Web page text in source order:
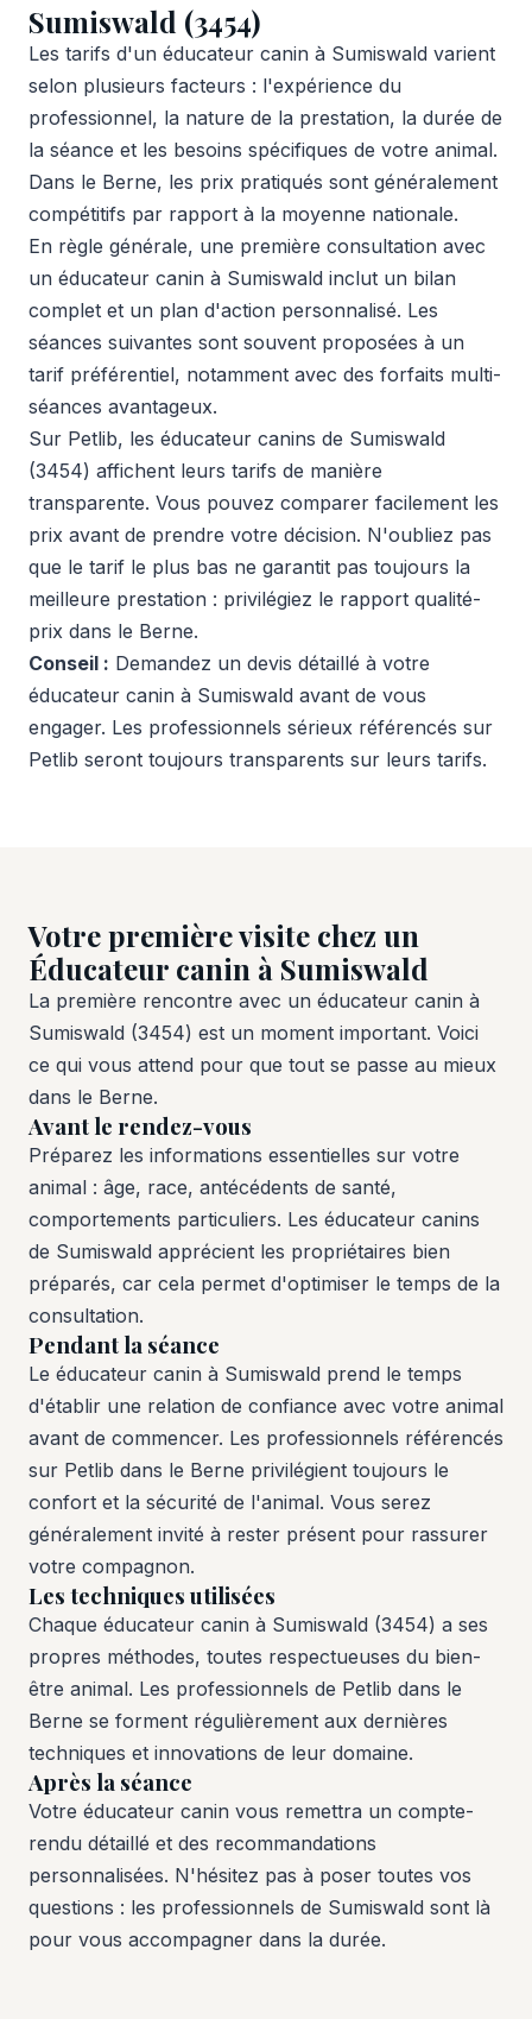
Sumiswald (3454)
Les tarifs d'un éducateur canin à Sumiswald varient
selon plusieurs facteurs : l'expérience du
professionnel, la nature de la prestation, la durée de
la séance et les besoins spécifiques de votre animal.
Dans le Berne, les prix pratiqués sont généralement
compétitifs par rapport à la moyenne nationale.
En règle générale, une première consultation avec
un éducateur canin à Sumiswald inclut un bilan
complet et un plan d'action personnalisé. Les
séances suivantes sont souvent proposées à un
tarif préférentiel, notamment avec des forfaits multi-
séances avantageux.
Sur Petlib, les éducateur canins de Sumiswald
(3454) affichent leurs tarifs de manière
transparente. Vous pouvez comparer facilement les
prix avant de prendre votre décision. N'oubliez pas
que le tarif le plus bas ne garantit pas toujours la
meilleure prestation : privilégiez le rapport qualité-
prix dans le Berne.
Conseil : Demandez un devis détaillé à votre
éducateur canin à Sumiswald avant de vous
engager. Les professionnels sérieux référencés sur
Petlib seront toujours transparents sur leurs tarifs.
Votre première visite chez un
Éducateur canin à Sumiswald
La première rencontre avec un éducateur canin à
Sumiswald (3454) est un moment important. Voici
ce qui vous attend pour que tout se passe au mieux
dans le Berne.
Avant le rendez-vous
Préparez les informations essentielles sur votre
animal : âge, race, antécédents de santé,
comportements particuliers. Les éducateur canins
de Sumiswald apprécient les propriétaires bien
préparés, car cela permet d'optimiser le temps de la
consultation.
Pendant la séance
Le éducateur canin à Sumiswald prend le temps
d'établir une relation de confiance avec votre animal
avant de commencer. Les professionnels référencés
sur Petlib dans le Berne privilégient toujours le
confort et la sécurité de l'animal. Vous serez
généralement invité à rester présent pour rassurer
votre compagnon.
Les techniques utilisées
Chaque éducateur canin à Sumiswald (3454) a ses
propres méthodes, toutes respectueuses du bien-
être animal. Les professionnels de Petlib dans le
Berne se forment régulièrement aux dernières
techniques et innovations de leur domaine.
Après la séance
Votre éducateur canin vous remettra un compte-
rendu détaillé et des recommandations
personnalisées. N'hésitez pas à poser toutes vos
questions : les professionnels de Sumiswald sont là
pour vous accompagner dans la durée.